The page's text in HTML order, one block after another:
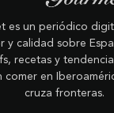
es un periódico
y calidad sobre
recetas y
comer en
cruza fronteras.